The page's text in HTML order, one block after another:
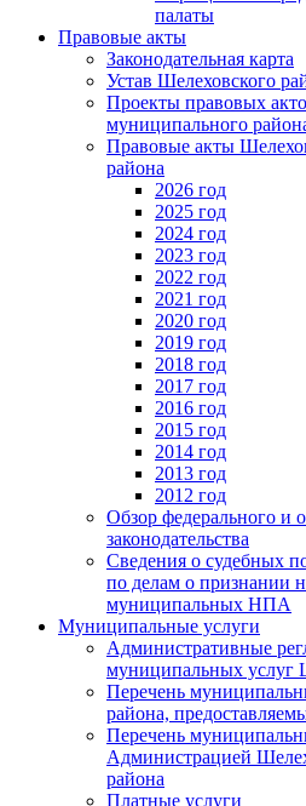
палаты
Правовые акты
Законодательная карта
Устав Шелеховского
Проекты правовых
муниципального
Правовые акты
района
2026 год
2025 год
2024 год
2023 год
2022 год
2021 год
2020 год
2019 год
2018 год
2017 год
2016 год
2015 год
2014 год
2013 год
2012 год
Обзор федерального и
законодательства
Сведения о судебных
по делам о признании
муниципальных НПА
Муниципальные услуги
Административные
муниципальных услуг
Перечень
района,
Перечень
Администрацией
района
Платные услуги